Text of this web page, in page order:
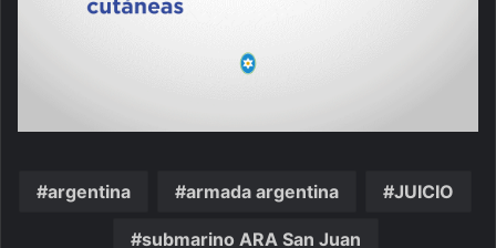
argentina armada argentina JUICIO
submarino ARA San Juan